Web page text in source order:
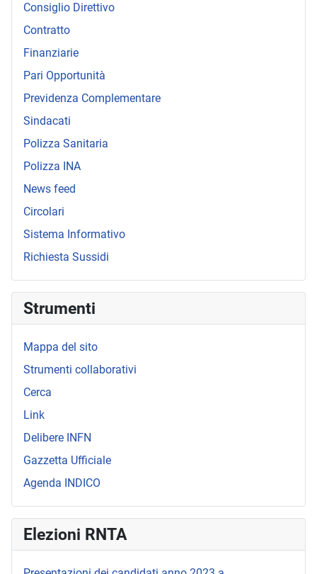
Consiglio Direttivo
Contratto
Finanziarie
Pari Opportunità
Previdenza Complementare
Sindacati
Polizza Sanitaria
Polizza INA
News feed
Circolari
Sistema Informativo
Richiesta Sussidi
Strumenti
Mappa del sito
Strumenti collaborativi
Cerca
Link
Delibere INFN
Gazzetta Ufficiale
Agenda INDICO
Elezioni RNTA